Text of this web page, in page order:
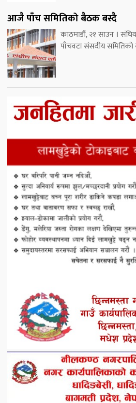
आजै पाँच समितिको बैठक बस्दै
काठमाडौं, २१ साउन ।
पाँचवटा संसदीय